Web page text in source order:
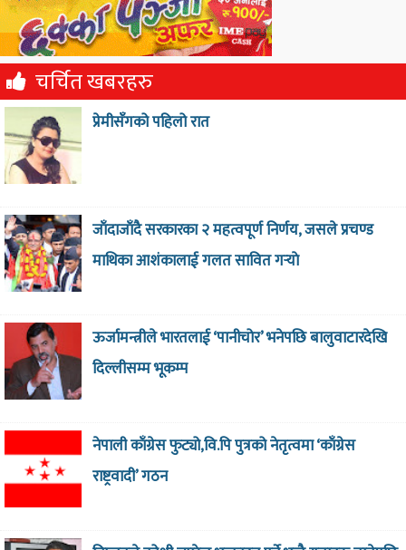
चर्चित खबरहरु
प्रेमीसँगको पहिलो रात
जाँदाजाँदै सरकारका २ महत्वपूर्ण निर्णय, जसले प्रचण्ड
माथिका आशंकालाई गलत सावित गर्‍याे
ऊर्जामन्त्रीले भारतलाई ‘पानीचोर’ भनेपछि बालुवाटारदेखि
दिल्लीसम्म भूकम्प
नेपाली काँग्रेस फुट्यो,वि.पि पुत्रको नेतृत्वमा ‘काँग्रेस
राष्ट्रवादी’ गठन